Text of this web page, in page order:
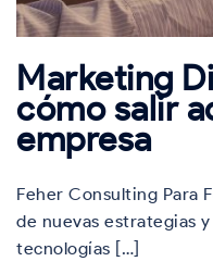
Marketing
cómo salir
empresa
Feher Consulting Para
de nuevas estrategias
tecnologías […]